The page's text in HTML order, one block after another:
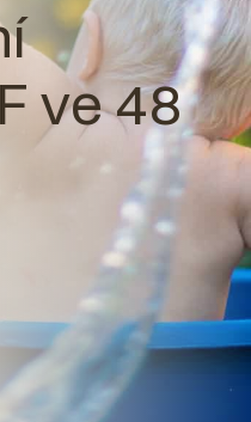
ve 48